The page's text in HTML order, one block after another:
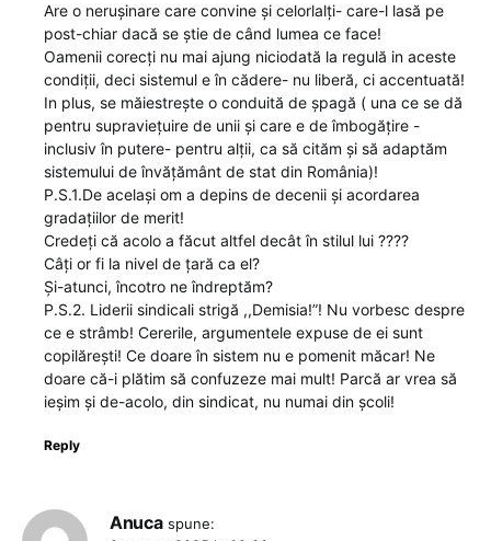
Are o nerușinare care convine și celorlalți- care-l lasă pe
post-chiar dacă se știe de când lumea ce face!
Oamenii corecți nu mai ajung niciodată la regulă in aceste
condiții, deci sistemul e în cădere- nu liberă, ci accentuată!
In plus, se măiestrește o conduită de șpagă ( una ce se dă
pentru supraviețuire de unii și care e de îmbogățire -
inclusiv în putere- pentru alții, ca să cităm și să adaptăm
sistemului de învățământ de stat din România)!
P.S.1.De același om a depins de decenii și acordarea
gradațiilor de merit!
Credeți că acolo a făcut altfel decât în stilul lui ????
Câți or fi la nivel de țară ca el?
Și-atunci, încotro ne îndreptăm?
P.S.2. Liderii sindicali strigă ,,Demisia!”! Nu vorbesc despre
ce e strâmb! Cererile, argumentele expuse de ei sunt
copilărești! Ce doare în sistem nu e pomenit măcar! Ne
doare că-i plătim să confuzeze mai mult! Parcă ar vrea să
ieșim și de-acolo, din sindicat, nu numai din școli!
Reply
Anuca spune: